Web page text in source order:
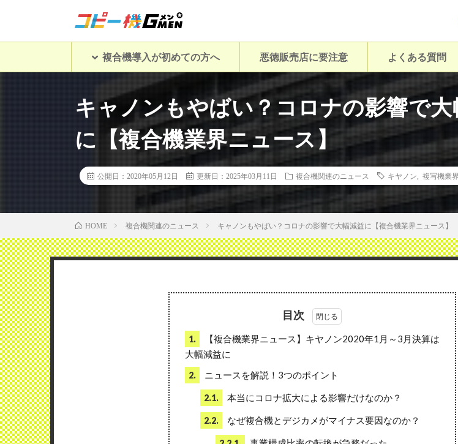
複合機導入が初めての方へ 悪徳販売店に要注意 よくある質問
キャノンもやばい？コロナの影響で大
に【複合機業界ニュース】
公開日：2020年05月12日 更新日：2025年03月11日 複合機関連のニュース キヤノン 複写機業界
HOME 複合機関連のニュース キャノンもやばい？コロナの影響で大幅減益に【複合機業界ニュース】
目次
1.
【複合機業界ニュース】キヤノン2020年1月～3月決算は
大幅減益に
2. ニュースを解説！3つのポイント
2.1. 本当にコロナ拡大による影響だけなのか？
2.2. なぜ複合機とデジカメがマイナス要因なのか？